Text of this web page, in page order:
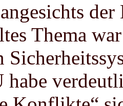
Thema
habe